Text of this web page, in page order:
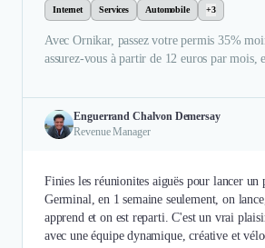
Internet Services Automobile +3
Avec Ornikar, passez votre permis 35%
assurez-vous à partir de 12 euros par mois,
Enguerrand Chalvon Demersay
Revenue Manager
Finies les réunionites aiguës pour lancer un
Germinal, en 1 semaine seulement, on
apprend et on est reparti. C'est un vrai
avec une équipe dynamique, créative et